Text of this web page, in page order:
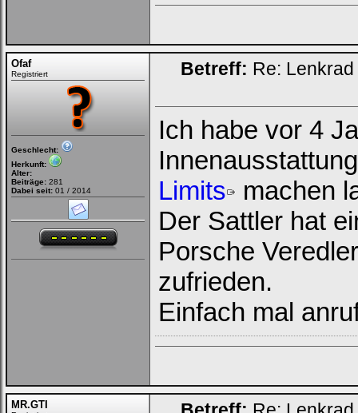
Ofaf
Registriert
Geschlecht:
Herkunft:
Alter:
Beiträge: 281
Dabei seit: 01 / 2014
Betreff: Re:
Ich habe vor 4
Limits
machen
Der Sattler hat
Porsche
zufrieden.
Einfach mal
MR.GTI